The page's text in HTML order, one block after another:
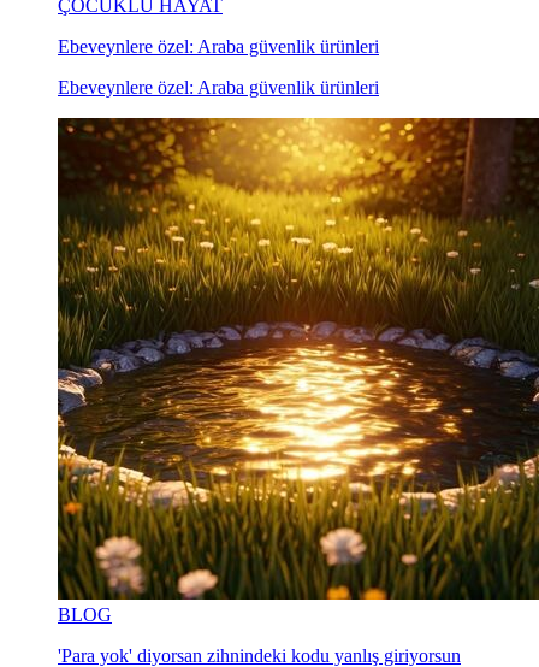
ÇOCUKLU HAYAT
Ebeveynlere özel: Araba güvenlik ürünleri
Ebeveynlere özel: Araba güvenlik ürünleri
BLOG
'Para yok' diyorsan zihnindeki kodu yanlış giriyorsun